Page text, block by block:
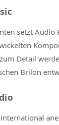
setzt
Detail
Brilon